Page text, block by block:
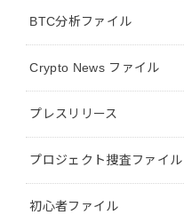
BTC分析ファイル
Crypto News ファイル
プレスリリース
プロジェクト捜査ファイル
初心者ファイル